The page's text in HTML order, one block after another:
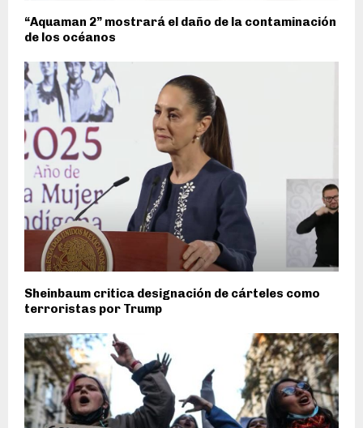
“Aquaman 2” mostrará el daño de la contaminación
de los océanos
Sheinbaum critica designación de cárteles como
terroristas por Trump